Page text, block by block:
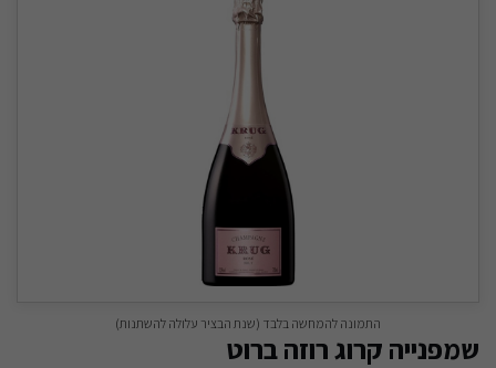
התמונה להמחשה בלבד (שנת הבציר עלולה להשתנות)
שמפנייה קרוג רוזה ברוט